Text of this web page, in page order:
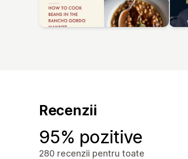
Recenzii
95% pozitive
280 recenzii pentru toate